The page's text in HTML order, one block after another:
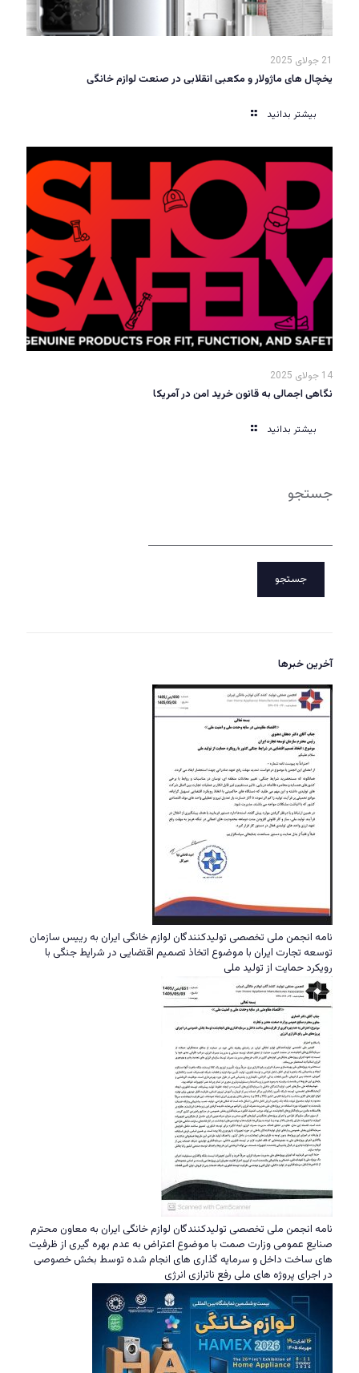
21 جولای 2025
یخچال های ماژولار و مکعبی انقلابی در صنعت لوازم خانگی
بیشتر بدانید
14 جولای 2025
نگاهی اجمالی به قانون خرید امن در آمریکا
بیشتر بدانید
جستجو
جستجو
آخرین خبرها
نامه انجمن ملی تخصصی تولیدکنندگان لوازم خانگی ایران به رییس سازمان
توسعه تجارت ایران با موضوع اتخاذ تصمیم اقتضایی در شرایط جنگی با
رویکرد حمایت از تولید ملی
نامه انجمن ملی تخصصی تولیدکنندگان لوازم خانگی ایران به معاون محترم
صنایع عمومی وزارت صمت با موضوع اعتراض به عدم بهره گیری از ظرفیت
های ساخت داخل و سرمایه گذاری های انجام شده توسط بخش خصوصی
در اجرای پروژه های ملی رفع ناترازی انرژی